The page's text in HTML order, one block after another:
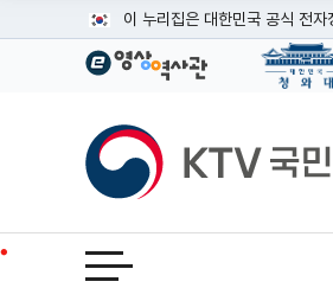
이 누리집은 대한민국 공식 전자
공식 누리집 주소 확인하기
이밖에 or.kr 또는 .kr등 다른 도
운영중인 공식 누리집보기
KTV국민방송
전체메뉴 열기